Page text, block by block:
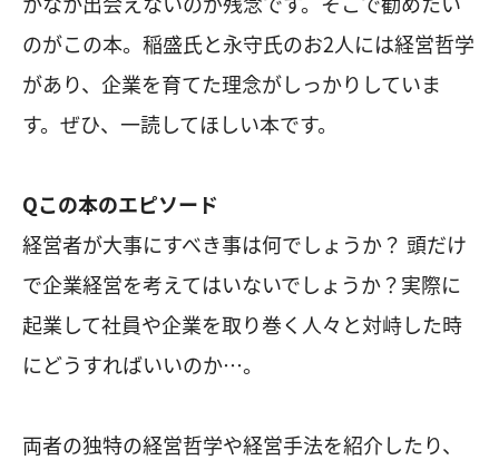
のがこの本。稲盛氏と永守氏のお2人には経営哲学
があり、企業を育てた理念がしっかりしていま
す。ぜひ、一読してほしい本です。
Qこの本のエピソード
経営者が大事にすべき事は何でしょうか？ 頭だけ
で企業経営を考えてはいないでしょうか？実際に
起業して社員や企業を取り巻く人々と対峙した時
にどうすればいいのか…。
両者の独特の経営哲学や経営手法を紹介したり、